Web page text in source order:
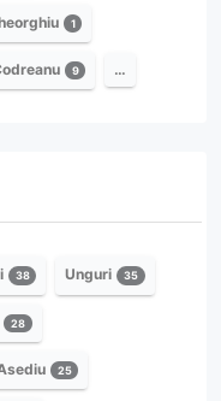
1
9 …
38 Unguri 35
28
25